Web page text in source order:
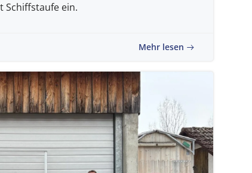
Schiffstaufe ein.
Mehr lesen